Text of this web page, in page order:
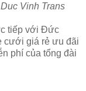
Vinh Trans
tiếp với Đức
cưới giá rẻ ưu đãi
phí của tổng đài